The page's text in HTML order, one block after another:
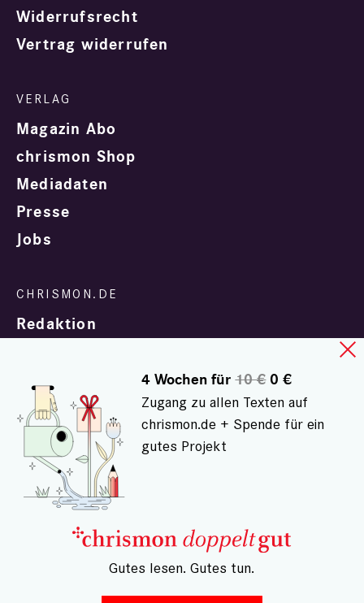
Widerrufsrecht
Vertrag widerrufen
Magazin Abo
chrismon Shop
Mediadaten
Presse
Jobs
Redaktion
In Zusammenarbeit mit
© chrismon.de 2001 - 2026
Alle Rechte vorbehalten.
4 Wochen für10 €0 €
Zugang zu allen Texten auf
chrismon.de + Spende für ein
gutes Projekt
– Gutes lesen. Gutes tun.